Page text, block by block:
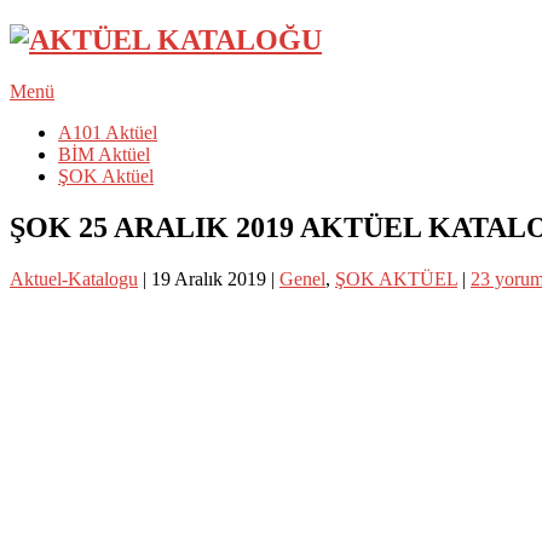
Menü
A101 Aktüel
BİM Aktüel
ŞOK Aktüel
ŞOK 25 ARALIK 2019 AKTÜEL
Aktuel-Katalogu | 19 Aralık 2019 | Genel, ŞOK AKTÜEL | 23